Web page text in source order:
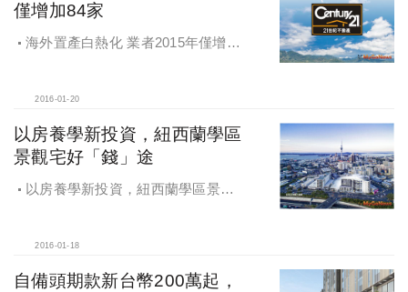
僅增加84家
海外置產白熱化 業者2015年僅增加
2016-01-20
以房養學新投資，紐西蘭學區
景觀宅好「錢」途
以房養學新投資，紐西蘭學區景觀
2016-01-18
自備頭期款新台幣200萬起，